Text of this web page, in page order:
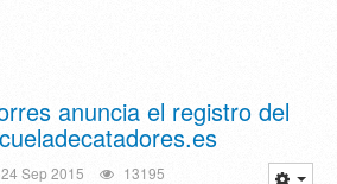
anuncia el registro del
24 Sep 2015 13195